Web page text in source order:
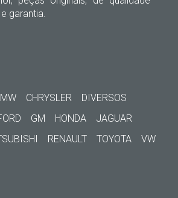
garantia.
CHRYSLER
DIVERSOS
GM HONDA
JAGUAR
RENAULT TOYOTA
VW